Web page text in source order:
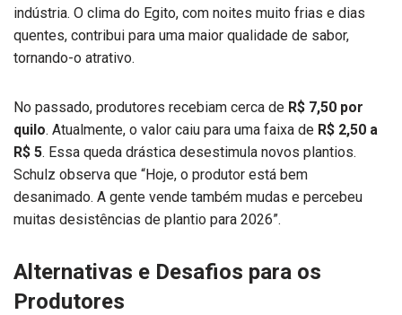
indústria. O clima do Egito, com noites muito frias e dias
quentes, contribui para uma maior qualidade de sabor,
tornando-o atrativo.
No passado, produtores recebiam cerca de R$ 7,50 por
quilo. Atualmente, o valor caiu para uma faixa de R$ 2,50 a
R$ 5. Essa queda drástica desestimula novos plantios.
Schulz observa que “Hoje, o produtor está bem
desanimado. A gente vende também mudas e percebeu
muitas desistências de plantio para 2026”.
Alternativas e Desafios para os
Produtores